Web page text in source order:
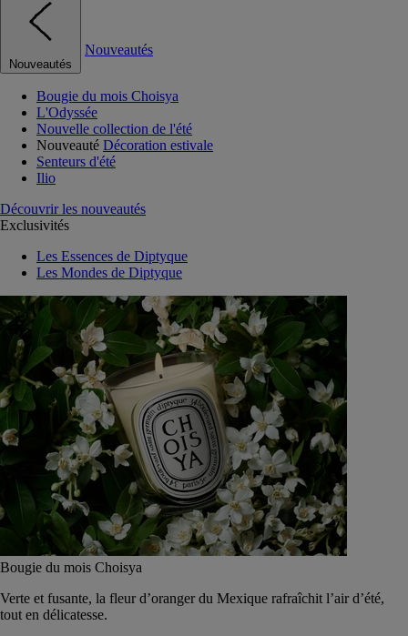
Nouveautés
Nouveautés
Bougie du mois Choisya
L'Odyssée
Nouvelle collection de l'été
Nouveauté Décoration estivale
Senteurs d'été
Ilio
Découvrir les nouveautés
Exclusivités
Les Essences de Diptyque
Les Mondes de Diptyque
Bougie du mois Choisya
Verte et fusante, la fleur d’oranger du Mexique rafraîchit l’air d’été,
tout en délicatesse.